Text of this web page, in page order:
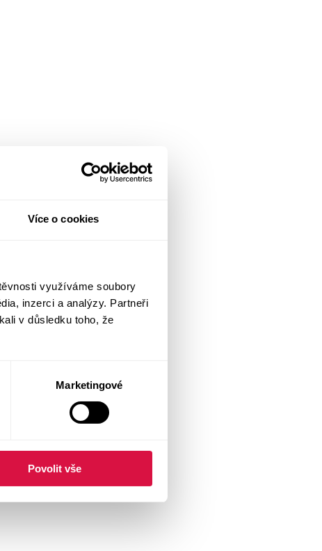
Více o cookies
využíváme soubory
inzerci a analýzy. Partneři
v důsledku toho, že
Marketingové
Povolit vše